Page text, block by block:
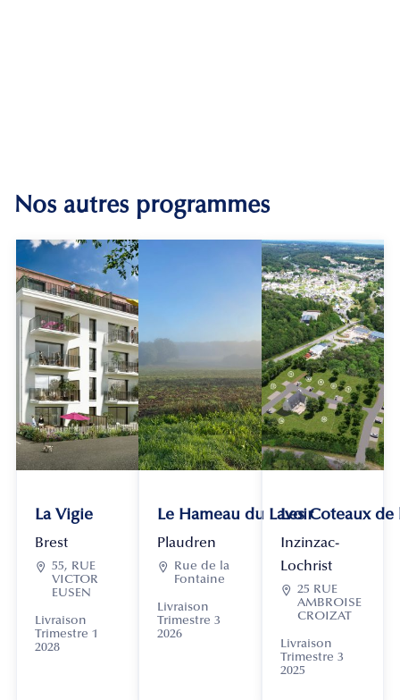
Nos autres programmes
La Vigie
Brest
 55, RUE
VICTOR
EUSEN
Livraison
Trimestre 1
2028
Le Hameau du Lavoir
Plaudren

Rue de la
Fontaine
Livraison
Trimestre 3
2026
Les Coteaux
Inzinzac-
Lochrist
 25 RUE
AMBROISE
CROIZAT
Livraison
Trimestre 3
2025